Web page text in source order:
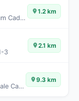
Gazi Süleyman Paşa Mah. 26 Kasım Cad. No:53/A
1.2 km
3
2.1 km
Gazi Süleyman Paşa Mah. Çanakkale Cad. No:53
9.3 km